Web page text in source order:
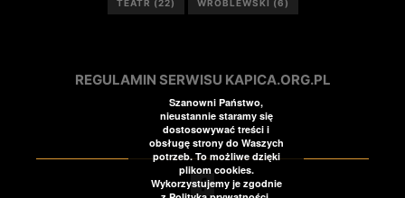
TEATR (22) WRÓBLEWSKI (6)
REGULAMIN SERWISU KAPICA.ORG.PL
Szanowni Państwo,
nieustannie staramy się
dostosowywać treści i
obsługę strony do Waszych
potrzeb. To możliwe dzięki
plikom cookies.
Wykorzystujemy je zgodnie